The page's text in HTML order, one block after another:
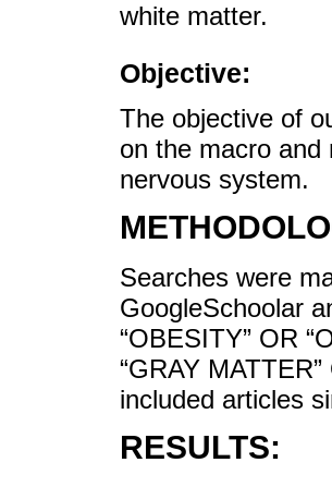
white matter.
Objective:
The objective of
on the macro and
nervous system.
Searches were
GoogleSchoolar
“OBESITY” OR
“GRAY
included articles
RESULTS: